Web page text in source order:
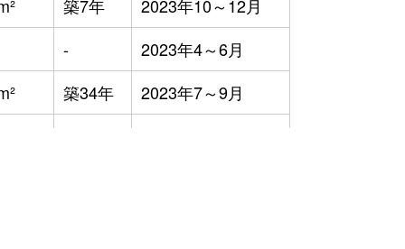
築7年
2023年10～12月
-
2023年4～6月
築34年
2023年7～9月